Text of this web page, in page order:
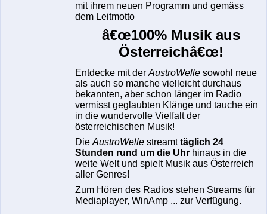
mit ihrem neuen Programm und gemäss
dem Leitmotto
â€œ100% Musik aus
Österreichâ€œ!
Entdecke mit der AustroWellesowohl neue
als auch so manche vielleicht durchaus
bekannten, aber schon länger im Radio
vermisst geglaubten Klänge und tauche ein
in die wundervolle Vielfalt der
österreichischen Musik!
Die AustroWellestreamttäglich 24
Stunden rund um die Uhrhinaus in die
weite Welt und spielt Musik aus Österreich
aller Genres!
Zum Hören des Radios stehen Streams für
Mediaplayer, WinAmp ... zur Verfügung.